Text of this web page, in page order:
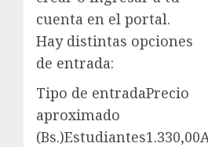
cuenta en el portal.
Hay distintas opciones
de entrada:
Tipo de entradaPrecio
aproximado